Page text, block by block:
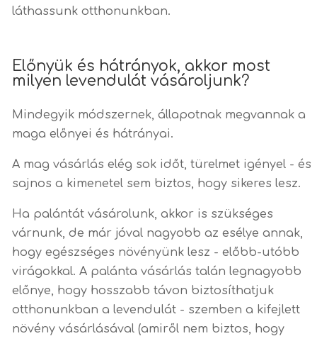
láthassunk otthonunkban.
Előnyük és hátrányok, akkor most
milyen levendulát vásároljunk?
Mindegyik módszernek, állapotnak megvannak a
maga előnyei és hátrányai.
A mag vásárlás elég sok időt, türelmet igényel - és
sajnos a kimenetel sem biztos, hogy sikeres lesz.
Ha palántát vásárolunk, akkor is szükséges
várnunk, de már jóval nagyobb az esélye annak,
hogy egészséges növényünk lesz - előbb-utóbb
virágokkal. A palánta vásárlás talán legnagyobb
előnye, hogy hosszabb távon biztosíthatjuk
otthonunkban a levendulát - szemben a kifejlett
növény vásárlásával (amiről nem biztos, hogy